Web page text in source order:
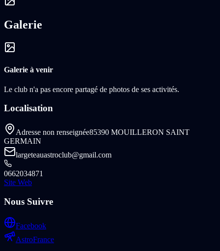
Galerie
Galerie à venir
Le club n'a pas encore partagé de photos de ses activités.
Localisation
Adresse non renseignée85390 MOUILLERON SAINT
GERMAIN
largeteauastroclub@gmail.com
0662034871
Site Web
Nous Suivre
Facebook
AstroFrance